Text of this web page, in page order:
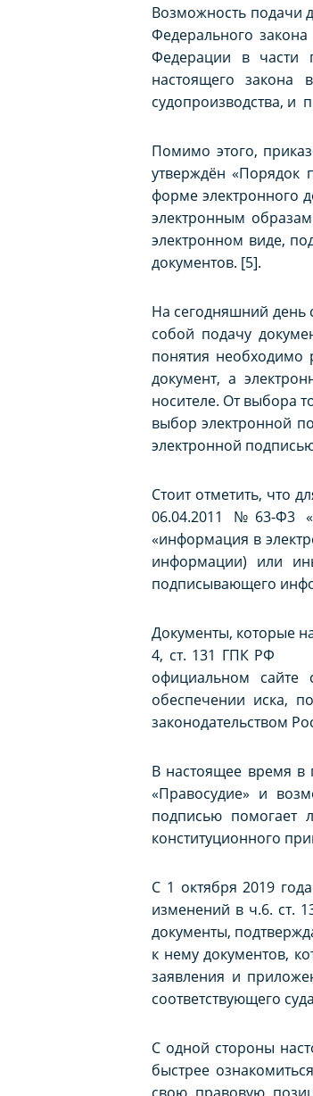
Возможность подачи
Федерального
Федерации в части
настоящего закона
судопроизводства, и
Помимо этого,
утверждён «Порядок
форме электронного
электронным
электронном виде,
документов. [5].
На сегодняшний день
собой подачу
понятия необходимо
документ, а
носителе. От выбора
выбор электронной
электронной
Стоит отметить, что
06.04.2011 №63-Ф3
«информация в
информации) или
подписывающего
Документы, которые
4, ст. 131 ГПК РФ
официальном сайте
обеспечении иска,
законодательством
В настоящее время в
«Правосудие» и
подписью помогает
конституционного
С 1 октября 2019
изменений в ч.6.
документы,
к нему документов,
заявления и
соответствующего
С одной стороны
быстрее